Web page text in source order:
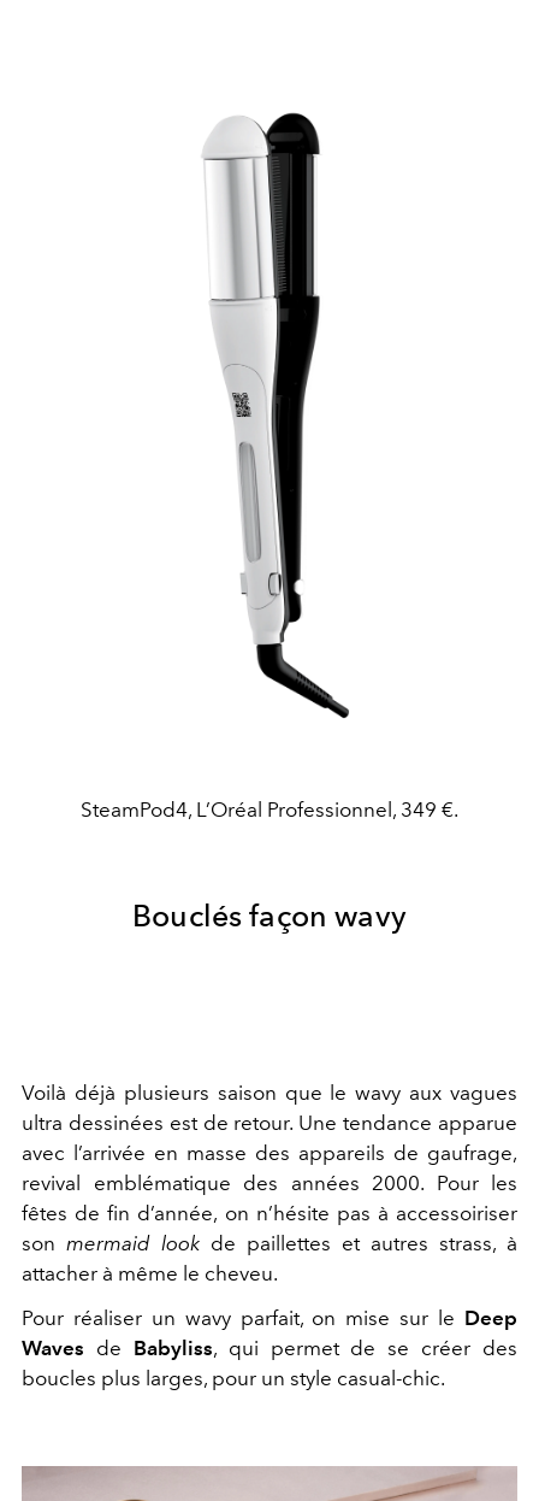
SteamPod4, L’Oréal Professionnel, 349 €.
Bouclés façon wavy
Voilà déjà plusieurs saison que le wavy aux vagues
ultra dessinées est de retour. Une tendance apparue
avec l’arrivée en masse des appareils de gaufrage,
revival emblématique des années 2000. Pour les
fêtes de fin d’année, on n’hésite pas à accessoiriser
son mermaid look de paillettes et autres strass, à
attacher à même le cheveu.
Pour réaliser un wavy parfait, on mise sur le Deep
Waves de Babyliss, qui permet de se créer des
boucles plus larges, pour un style casual-chic.